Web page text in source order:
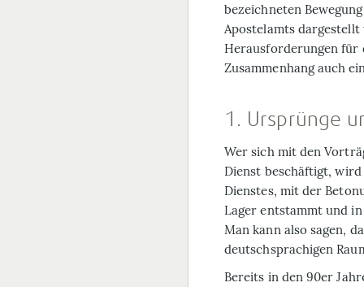
bezeichneten
Apostelamts
Herausforderungen für
Zusammenhang auch
1. Ursprünge
Wer sich mit den
Dienst beschäftigt,
Dienstes, mit der
Lager entstammt und
Man kann also sagen,
deutschsprachigen
Bereits in den 90er